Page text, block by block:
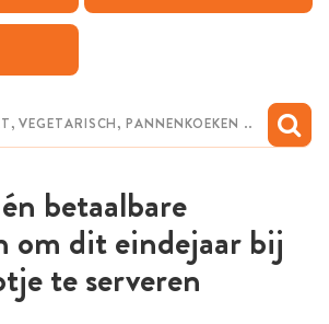
betaalbare
om dit eindejaar bij
te serveren